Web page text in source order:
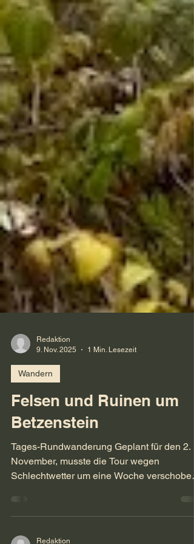
Redaktion
9. Nov. 2025
1 Min. Lesezeit
Felsen und Ruinen um
Betzenstein
November, musste die Tour wegen
Schlechtwetter um eine Woche verschoben